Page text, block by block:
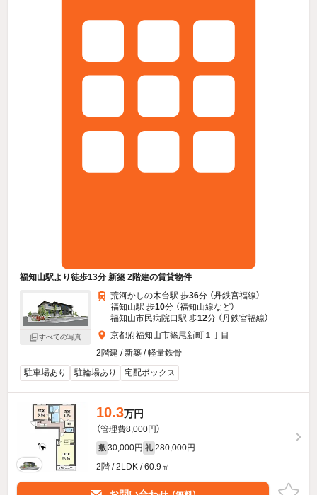
福知山駅より徒歩13分 新築 2階建の賃貸物件
すべての写真
荒河かしの木台駅 歩36分 （丹鉄宮福線）
福知山駅 歩10分 （福知山線など）
福知山市民病院口駅 歩12分 （丹鉄宮福線）
京都府福知山市篠尾新町１丁目
2階建 / 新築 / 軽量鉄骨
駐車場あり
駐輪場あり 宅配ボックス
10.3万円
（管理費8,000円）
敷 30,000円 礼 280,000円
2階 / 2LDK / 60.9㎡